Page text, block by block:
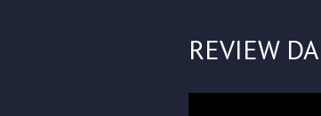
REVIEW